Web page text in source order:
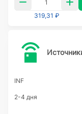
319,31 ₽
INF
2-4 дня